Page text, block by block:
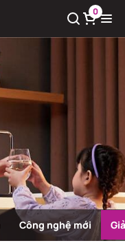
0
Công nghệ mới